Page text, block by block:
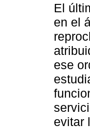
El
en el
ese
evitar